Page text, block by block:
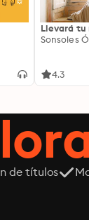
Llevará tu
Sonsoles
4.3
de títulos